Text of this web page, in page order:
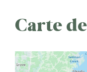
Carte